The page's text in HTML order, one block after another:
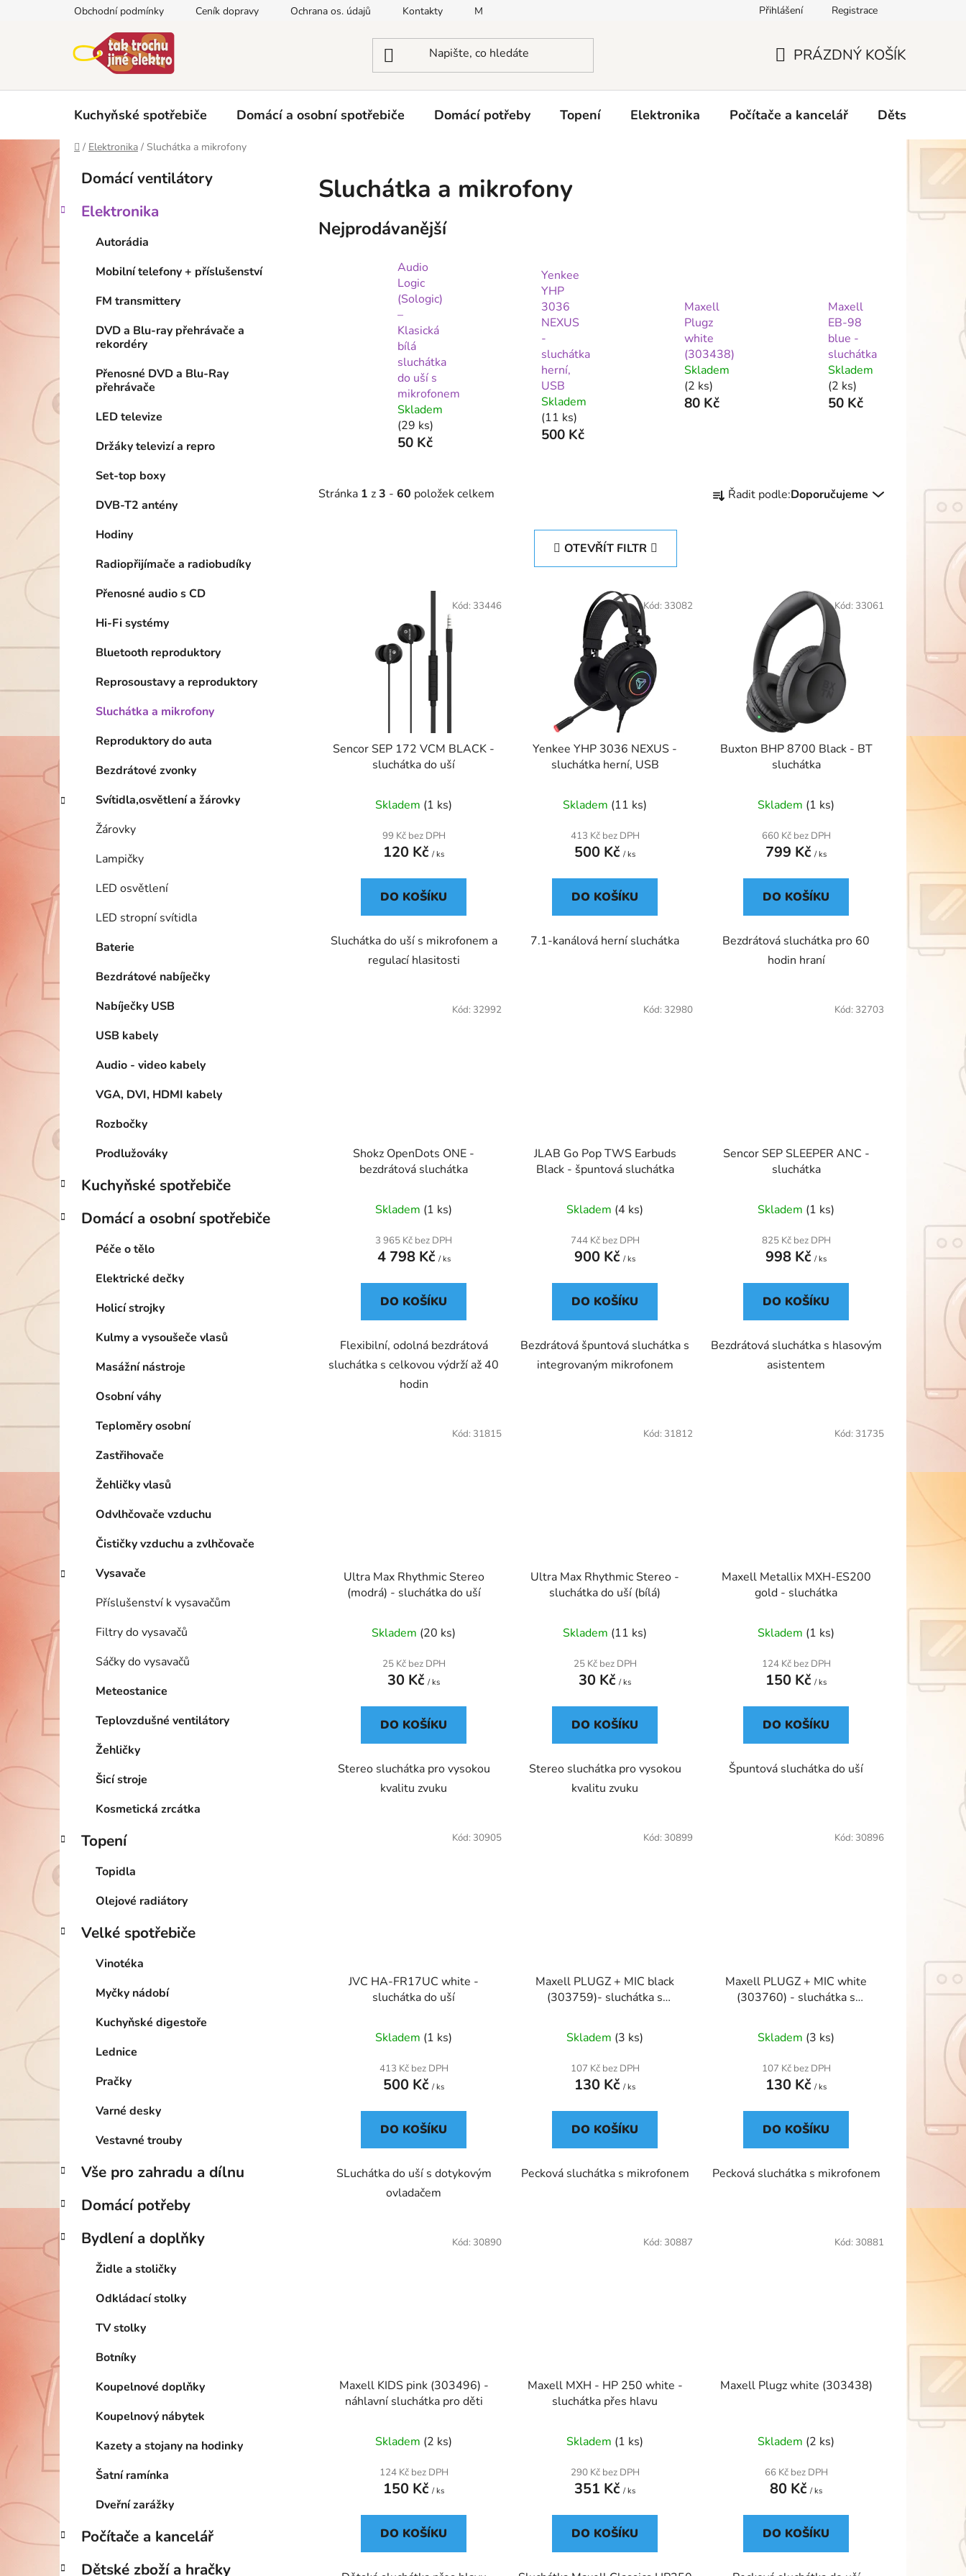
Obchodní podmínky Ceník dopravy Ochrana os. údajů Kontakty Moje objednávka Přihlášení Registrace
KOŠÍK
PRÁZDNÝ KOŠÍK
Kuchyňské spotřebiče Domácí a osobní spotřebiče Domácí potřeby Topení Elektronika Počítače a kancelář Dětské zboží
Domů
/ Elektronika / Sluchátka a mikrofony
s
r
a
í
p
n
e
l
Přeskočit
kategorie
e
o
r
Domácí ventilátory
Elektronika
Autorádia
Mobilní telefony + příslušenství
FM transmittery
DVD a Blu-ray přehrávače a
rekordéry
Přenosné DVD a Blu-Ray
přehrávače
LED televize
Držáky televizí a repro
Set-top boxy
DVB-T2 antény
Hodiny
Radiopřijímače a radiobudíky
Přenosné audio s CD
Hi-Fi systémy
Bluetooth reproduktory
Reprosoustavy a reproduktory
Sluchátka a mikrofony
Reproduktory do auta
Bezdrátové zvonky
Svítidla,osvětlení a žárovky
Žárovky
Lampičky
LED osvětlení
LED stropní svítidla
Baterie
Bezdrátové nabíječky
Nabíječky USB
USB kabely
Audio - video kabely
VGA, DVI, HDMI kabely
Rozbočky
Prodlužováky
Kuchyňské spotřebiče
Domácí a osobní spotřebiče
Péče o tělo
Elektrické dečky
Holicí strojky
Kulmy a vysoušeče vlasů
Masážní nástroje
Osobní váhy
Teploměry osobní
Zastřihovače
Žehličky vlasů
Odvlhčovače vzduchu
Čističky vzduchu a zvlhčovače
Vysavače
Příslušenství k vysavačům
Filtry do vysavačů
Sáčky do vysavačů
Meteostanice
Teplovzdušné ventilátory
Žehličky
Šicí stroje
Kosmetická zrcátka
Topení
Topidla
Olejové radiátory
Velké spotřebiče
Vinotéka
Myčky nádobí
Kuchyňské digestoře
Lednice
Pračky
Varné desky
Vestavné trouby
Vše pro zahradu a dílnu
Domácí potřeby
Bydlení a doplňky
Židle a stoličky
Odkládací stolky
TV stolky
Botníky
Koupelnové doplňky
Koupelnový nábytek
Kazety a stojany na hodinky
Šatní ramínka
Dveřní zarážky
Počítače a kancelář
Dětské zboží a hračky
Sluchátka a mikrofony
Nejprodávanější
Audio
Logic
(Sologic)
–
Klasická
bílá
sluchátka
do uší s
mikrofonem
Skladem
(29 ks)
50 Kč
Yenkee
YHP
3036
NEXUS
-
sluchátka
herní,
USB
Skladem
(11 ks)
500 Kč
Maxell
Plugz
white
(303438)
Skladem
(2 ks)
80 Kč
Maxell
EB-98
blue -
sluchátka
Skladem
(2 ks)
50 Kč
Stránka 1 z3 - 60 položek celkem
a Řadit podle:Doporučujeme
OTEVŘÍT FILTR
Sencor SEP 172 VCM BLACK -
sluchátka do uší
Skladem (1 ks)
99 Kč bez DPH
120 Kč/ ks
DO KOŠÍKU
Sluchátka do uší s mikrofonem a
regulací hlasitosti
Kód: 33446
Yenkee YHP 3036 NEXUS -
sluchátka herní, USB
Skladem (11 ks)
413 Kč bez DPH
500 Kč/ ks
DO KOŠÍKU
7.1-kanálová herní sluchátka
Kód: 33082
Buxton BHP 8700 Black - BT
sluchátka
Skladem (1 ks)
660 Kč bez DPH
799 Kč/ ks
DO KOŠÍKU
Bezdrátová sluchátka pro 60
hodin hraní
Kód: 33061
Shokz OpenDots ONE -
bezdrátová sluchátka
Skladem (1 ks)
3 965 Kč bez DPH
4 798 Kč / ks
DO KOŠÍKU
Flexibilní, odolná bezdrátová
sluchátka s celkovou výdrží až 40
hodin
Kód: 32992
JLAB Go Pop TWS Earbuds
Black - špuntová sluchátka
Skladem (4 ks)
744 Kč bez DPH
900 Kč/ ks
DO KOŠÍKU
Bezdrátová špuntová sluchátka s
integrovaným mikrofonem
Kód: 32980
Sencor SEP SLEEPER ANC -
sluchátka
Skladem (1 ks)
825 Kč bez DPH
998 Kč/ ks
DO KOŠÍKU
Bezdrátová sluchátka s hlasovým
asistentem
Kód: 32703
Ultra Max Rhythmic Stereo
(modrá) - sluchátka do uší
Skladem (20 ks)
25 Kč bez DPH
30 Kč/ ks
DO KOŠÍKU
Stereo sluchátka pro vysokou
kvalitu zvuku
Kód: 31815
Ultra Max Rhythmic Stereo -
sluchátka do uší (bílá)
Skladem (11 ks)
25 Kč bez DPH
30 Kč/ ks
DO KOŠÍKU
Stereo sluchátka pro vysokou
kvalitu zvuku
Kód: 31812
Maxell Metallix MXH-ES200
gold - sluchátka
Skladem (1 ks)
124 Kč bez DPH
150 Kč/ ks
DO KOŠÍKU
Špuntová sluchátka do uší
Kód: 31735
JVC HA-FR17UC white -
sluchátka do uší
Skladem (1 ks)
413 Kč bez DPH
500 Kč/ ks
DO KOŠÍKU
SLuchátka do uší s dotykovým
ovladačem
Kód: 30905
Maxell PLUGZ + MIC black
(303759)- sluchátka s
Skladem (3 ks)
107 Kč bez DPH
130 Kč/ ks
DO KOŠÍKU
Pecková sluchátka s mikrofonem
Kód: 30899
Maxell PLUGZ + MIC white
(303760) - sluchátka s
Skladem (3 ks)
107 Kč bez DPH
130 Kč/ ks
DO KOŠÍKU
Pecková sluchátka s mikrofonem
Kód: 30896
Maxell KIDS pink (303496) -
náhlavní sluchátka pro děti
Skladem (2 ks)
124 Kč bez DPH
150 Kč/ ks
DO KOŠÍKU
Kód: 30890
Maxell MXH - HP 250 white -
sluchátka přes hlavu
Skladem (1 ks)
290 Kč bez DPH
351 Kč/ ks
DO KOŠÍKU
Kód: 30887
Maxell Plugz white (303438)
Skladem (2 ks)
66 Kč bez DPH
80 Kč/ ks
DO KOŠÍKU
Kód: 30881